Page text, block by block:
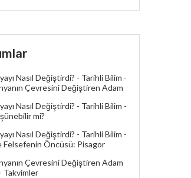
Nasıl Değiştirdi? - Tarihli Bilim -
Çevresini Değiştiren Adam
Nasıl Değiştirdi? - Tarihli Bilim -
mi?
Nasıl Değiştirdi? - Tarihli Bilim -
Felsefenin Öncüsü: Pisagor
Çevresini Değiştiren Adam
- Takvimler